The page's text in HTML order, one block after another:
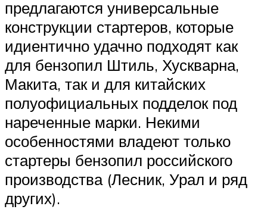
предлагаются универсальные
конструкции стартеров, которые
идиентично удачно подходят как
для бензопил Штиль, Хускварна,
Макита, так и для китайских
полуофициальных подделок под
нареченные марки. Некими
особенностями владеют только
стартеры бензопил российского
производства (Лесник, Урал и ряд
других).